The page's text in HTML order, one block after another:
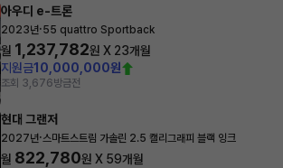
아우디 e-트론
2023년·55 quattro Sportback
월 1,237,782원 X 23개월
지원금10,000,000원
조회 3,676방금전
현대 그랜저
2027년·스마트스트림 가솔린 2.5 캘리그래피 블랙 잉크
월 822,780원 X 59개월